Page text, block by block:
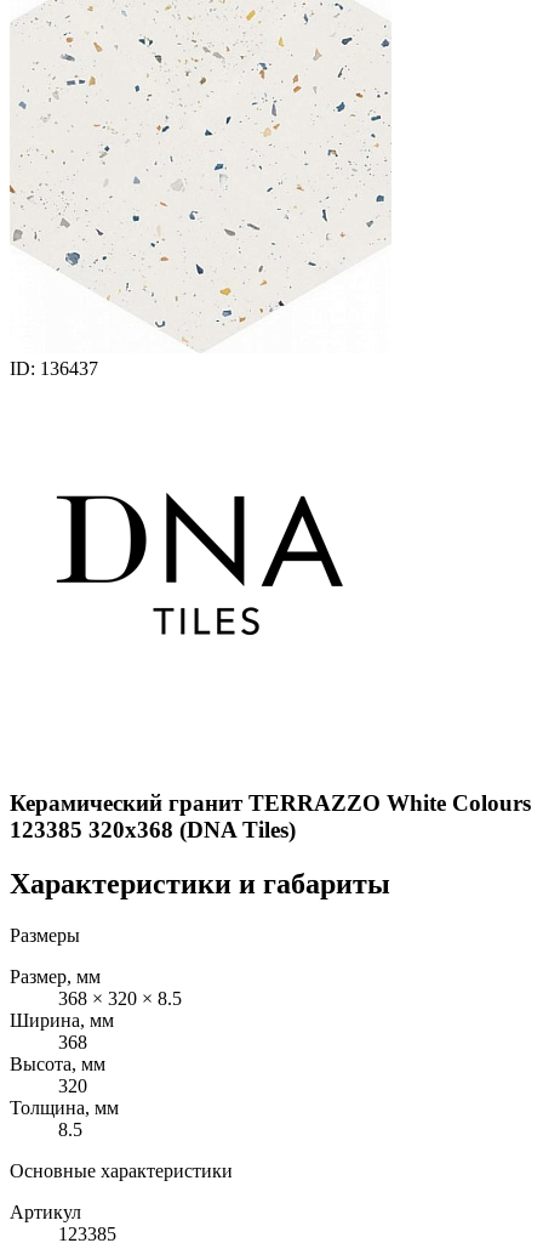
ID: 136437
Керамический гранит TERRAZZO White Colours
123385 320x368 (DNA Tiles)
Характеристики и габариты
Размеры
Размер, мм
368 × 320 × 8.5
Ширина, мм
368
Высота, мм
320
Толщина, мм
8.5
Основные характеристики
Артикул
123385